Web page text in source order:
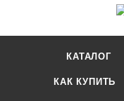
КАТАЛОГ
КАК КУПИТЬ